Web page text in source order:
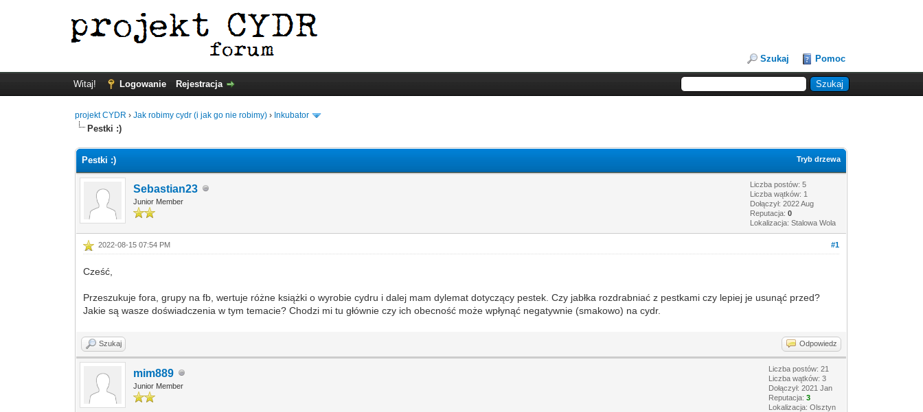
Szukaj Pomoc
Witaj! Logowanie Rejestracja
projekt CYDR ›Jak robimy cydr (i jak go nie robimy) › Inkubator
Pestki :)
Tryb drzewa
Pestki :)
Sebastian23
Junior Member
Liczba postów: 5
Liczba wątków: 1
Dołączył: 2022 Aug
Reputacja:0
Lokalizacja: Stalowa Wola
#1
2022-08-15 07:54 PM
Cześć,
Przeszukuje fora, grupy na fb, wertuje różne książki o wyrobie cydru i dalej mam dylemat dotyczący pestek. Czy jabłka rozdrabniać z pestkami czy lepiej je usunąć przed?
Jakie są wasze doświadczenia w tym temacie? Chodzi mi tu głównie czy ich obecność może wpłynąć negatywnie (smakowo) na cydr.
Szukaj Odpowiedz
mim889
Junior Member
Liczba postów: 21
Liczba wątków: 3
Dołączył: 2021 Jan
Reputacja:3
Lokalizacja: Olsztyn